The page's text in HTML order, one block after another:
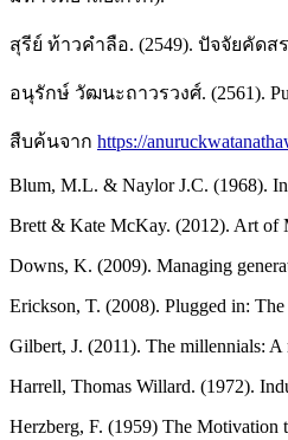
สุรีย์ ท้าวคำลือ. (2549). ปัจจัยคั
อนุรักษ์ วัฒนะถาวรวงศ์. (2561).
สืบค้นจาก https://
Blum, M.L. & Naylor J.C. (1968).
Brett & Kate McKay. (2012). Art of
Downs, K. (2009). Managing
Erickson, T. (2008). Plugged in:
Gilbert, J. (2011). The millennials: A
Harrell, Thomas Willard. (1972).
Herzberg, F. (1959) The